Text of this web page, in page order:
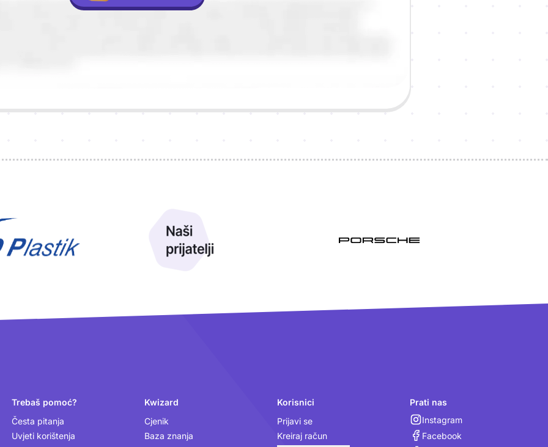
Trebaš pomoć?
Česta pitanja
Uvjeti korištenja
Kwizard
Cjenik
Baza znanja
Korisnici
Prijavi se
Kreiraj račun
Prati nas
Instagram
Facebook